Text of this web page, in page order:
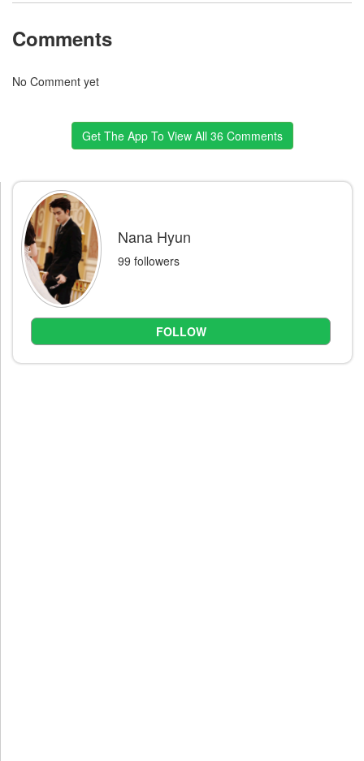
Comments
No Comment yet
Get The App To View All 36 Comments
Nana Hyun
99 followers
FOLLOW